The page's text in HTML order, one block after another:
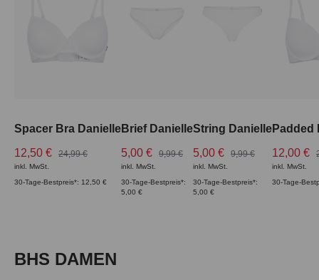
Spacer Bra Danielle
12,50 €
24,99 €
inkl. MwSt.
30-Tage-Bestpreis*: 12,50 €
Brief Danielle
5,00 €
9,99 €
inkl. MwSt.
30-Tage-Bestpreis*:
5,00 €
String Danielle
5,00 €
9,99 €
inkl. MwSt.
30-Tage-Bestpreis*:
5,00 €
Padded
12,00 €
inkl. MwSt.
30-Tage-
Produktgalerie überspringen
BHS DAMEN